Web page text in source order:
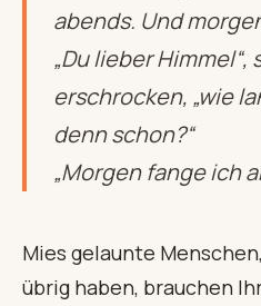
abends. Und
„Du lieber
erschrocken, „wie
denn schon?“
„Morgen fange ich
Mies gelaunte
übrig haben, brauchen